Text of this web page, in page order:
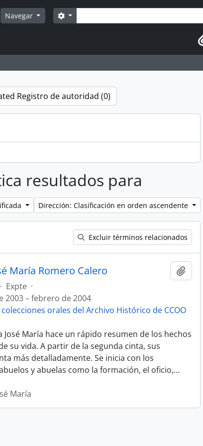
Navegar Búsqueda
Search options
Registro de autoridad (0)
resultados para
Dirección: Clasificación en orden ascendente
Excluir términos relacionados
María Romero Calero
· Expte ·
2003 – febrero de 2004
orales del Archivo Histórico de CCOO
José María hace un rápido resumen de los hechos
su vida. A partir de la segunda cinta, sus
más detalladamente. Se inicia con los
y abuelas como la formación, el oficio,…
María